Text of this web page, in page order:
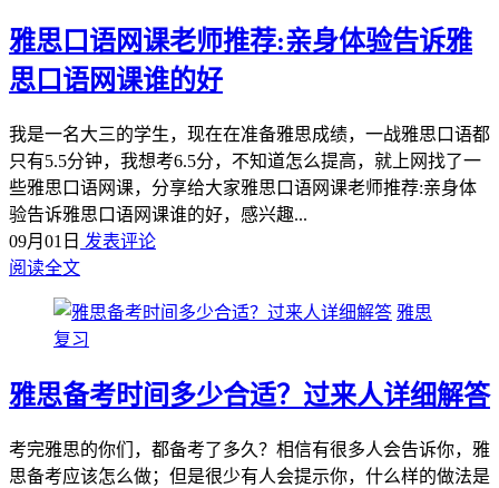
雅思口语网课老师推荐:亲身体验告诉雅
思口语网课谁的好
我是一名大三的学生，现在在准备雅思成绩，一战雅思口语都
只有5.5分钟，我想考6.5分，不知道怎么提高，就上网找了一
些雅思口语网课，分享给大家雅思口语网课老师推荐:亲身体
验告诉雅思口语网课谁的好，感兴趣...
09月01日 发表评论
阅读全文
雅思
复习
雅思备考时间多少合适？过来人详细解答
考完雅思的你们，都备考了多久？相信有很多人会告诉你，雅
思备考应该怎么做；但是很少有人会提示你，什么样的做法是